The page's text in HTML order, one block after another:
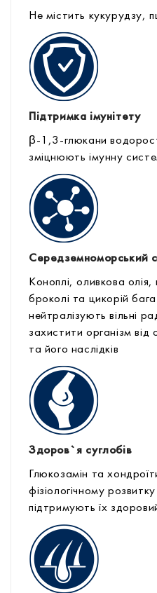
Не містить кукурудзу,
Підтримка імунітету
β-1,3-глюкани
зміцнюють імунну
Середземноморський
Коноплі, оливкова
броколі та цикорій
нейтралізують вільні
захистити організм
та його наслідків
Здоров`я суглобів
Глюкозамін та
фізіологічному
підтримують їх